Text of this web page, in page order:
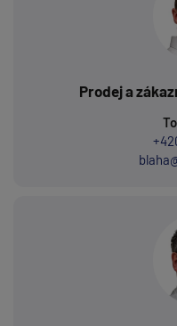
Prodej a